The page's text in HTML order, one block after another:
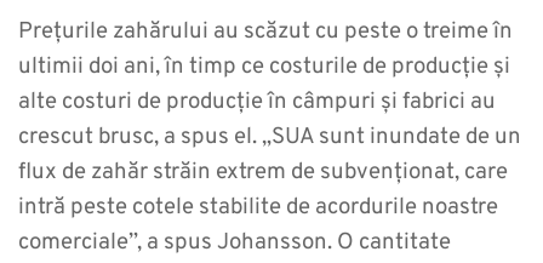
Prețurile zahărului au scăzut cu peste o treime în
ultimii doi ani, în timp ce costurile de producție și
alte costuri de producție în câmpuri și fabrici au
crescut brusc, a spus el. „SUA sunt inundate de un
flux de zahăr străin extrem de subvenționat, care
intră peste cotele stabilite de acordurile noastre
comerciale”, a spus Johansson. O cantitate